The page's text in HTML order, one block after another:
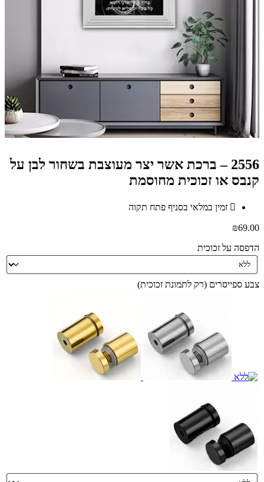
2556 – ברכת אשר יצר מעוצבת בשחור לבן על
קנבס או זכוכית מחוסמת
זמין במלאי בסניף פתח תקוה
₪69.00
הדפסה על זכוכית
צבע ספייסרים (רק לתמונת זכוכית)